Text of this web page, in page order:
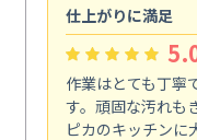
仕上がりに満足
作業はとても丁寧
す。頑固な汚れも
ピカのキッチンに